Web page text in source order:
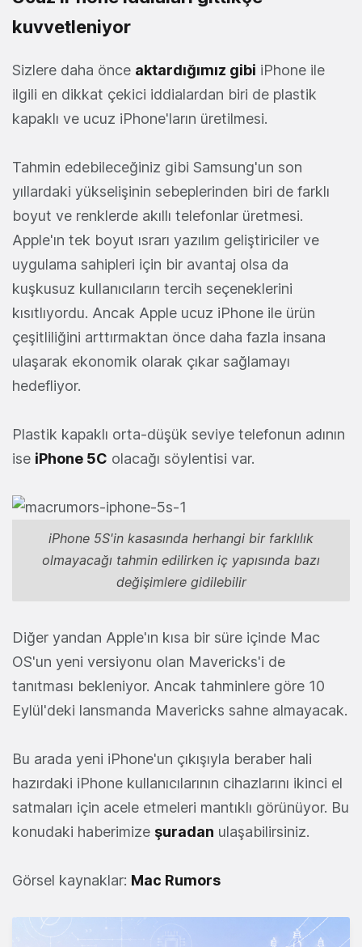
kuvvetleniyor
Sizlere daha önce aktardığımız gibi iPhone ile
ilgili en dikkat çekici iddialardan biri de plastik
kapaklı ve ucuz iPhone'ların üretilmesi.
Tahmin edebileceğiniz gibi Samsung'un son
yıllardaki yükselişinin sebeplerinden biri de farklı
boyut ve renklerde akıllı telefonlar üretmesi.
Apple'ın tek boyut ısrarı yazılım geliştiriciler ve
uygulama sahipleri için bir avantaj olsa da
kuşkusuz kullanıcıların tercih seçeneklerini
kısıtlıyordu. Ancak Apple ucuz iPhone ile ürün
çeşitliliğini arttırmaktan önce daha fazla insana
ulaşarak ekonomik olarak çıkar sağlamayı
hedefliyor.
Plastik kapaklı orta-düşük seviye telefonun adının
ise iPhone 5C olacağı söylentisi var.
iPhone 5S'in kasasında herhangi bir farklılık
olmayacağı tahmin edilirken iç yapısında bazı
değişimlere gidilebilir
Diğer yandan Apple'ın kısa bir süre içinde Mac
OS'un yeni versiyonu olan Mavericks'i de
tanıtması bekleniyor. Ancak tahminlere göre 10
Eylül'deki lansmanda Mavericks sahne almayacak.
Bu arada yeni iPhone'un çıkışıyla beraber hali
hazırdaki iPhone kullanıcılarının cihazlarını ikinci el
satmaları için acele etmeleri mantıklı görünüyor. Bu
konudaki haberimize şuradan ulaşabilirsiniz.
Görsel kaynaklar: Mac Rumors